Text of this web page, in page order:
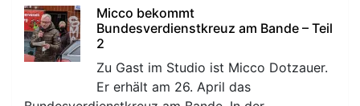
Micco bekommt
Bundesverdienstkreuz am Bande – Teil
2
Zu Gast im Studio ist Micco Dotzauer.
Er erhält am 26. April das